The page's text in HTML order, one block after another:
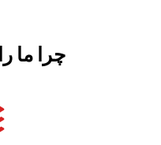
چرا ما